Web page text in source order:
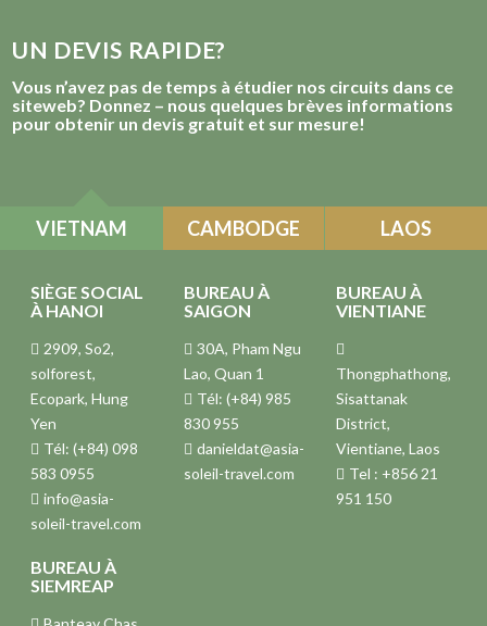
UN DEVIS RAPIDE?
Vous n’avez pas de temps à étudier nos circuits dans ce
siteweb? Donnez – nous quelques brèves informations
pour obtenir un devis gratuit et sur mesure!
VIETNAM CAMBODGE LAOS
SIÈGE SOCIAL
À HANOI
2909, So2,
solforest,
Ecopark, Hung
Yen
Tél: (+84) 098
583 0955
info@asia-
soleil-travel.com
BUREAU À
SAIGON
30A, Pham Ngu
Lao, Quan 1
Tél: (+84) 985
830 955
danieldat@asia-
soleil-travel.com
BUREAU À
VIENTIANE
Thongphathong,
Sisattanak
District,
Vientiane, Laos
Tel : +856 21
951 150
BUREAU À
SIEMREAP